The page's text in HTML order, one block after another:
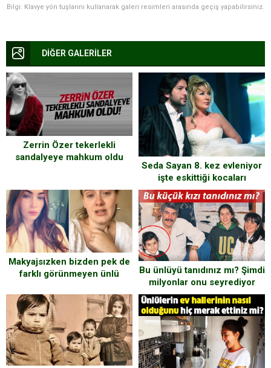
Bilgi: Klavye yön tuşlarını kullanarak galeri resimleri arasında geçiş yapabilirsiniz.
DİĞER GALERİLER
Zerrin Özer tekerlekli
sandalyeye mahkum oldu
Seda Sayan 8. kez evleniyor
işte eskittiği kocaları
Makyajsızken bizden pek de
farklı görünmeyen ünlü
Bu ünlüyü tanıdınız mı? Şimdi
milyonlar onu seyrediyor